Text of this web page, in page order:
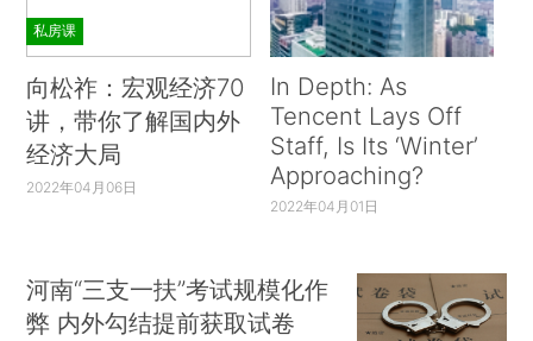
私房课
向松祚：宏观经济70
讲，带你了解国内外
经济大局
2022年04月06日
In Depth: As
Tencent Lays Off
Staff, Is Its ‘Winter’
Approaching?
2022年04月01日
河南“三支一扶”考试规模化作
弊 内外勾结提前获取试卷